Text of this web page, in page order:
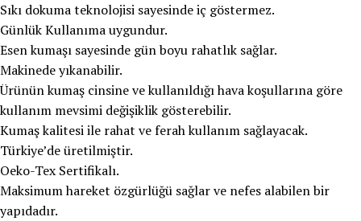
Sıkı dokuma teknolojisi sayesinde iç göstermez.
Günlük Kullanıma uygundur.
Esen kumaşı sayesinde gün boyu rahatlık sağlar.
Makinede yıkanabilir.
Ürünün kumaş cinsine ve kullanıldığı hava koşullarına göre
kullanım mevsimi değişiklik gösterebilir.
Kumaş kalitesi ile rahat ve ferah kullanım sağlayacak.
Türkiye’de üretilmiştir.
Oeko-Tex Sertifikalı.
Maksimum hareket özgürlüğü sağlar ve nefes alabilen bir
yapıdadır.